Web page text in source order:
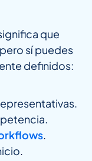
que
sí puedes
definidos:
.